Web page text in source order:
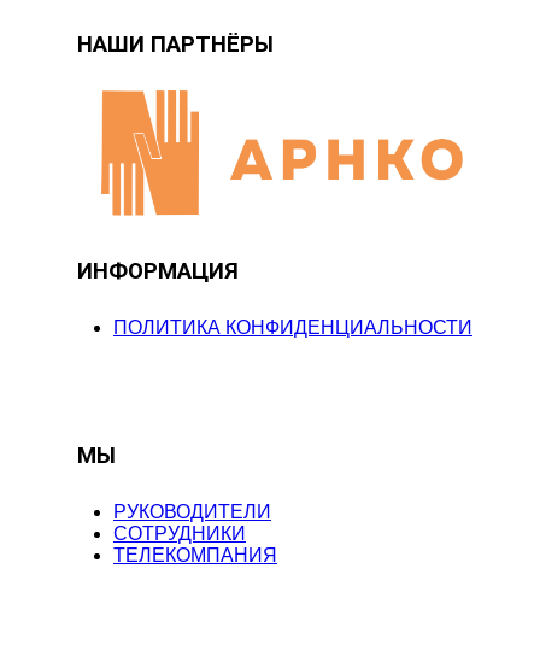
НАШИ ПАРТНЁРЫ
ИНФОРМАЦИЯ
ПОЛИТИКА КОНФИДЕНЦИАЛЬНОСТИ
МЫ
РУКОВОДИТЕЛИ
СОТРУДНИКИ
ТЕЛЕКОМПАНИЯ